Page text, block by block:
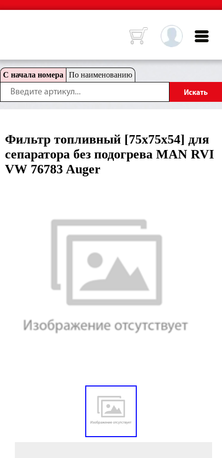
С начала номера По наименованию
Фильтр топливный [75x75x54] для
сепаратора без подогрева MAN RVI
VW 76783 Auger